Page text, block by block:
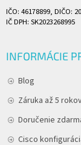
IČO: 46178899, DIČO:
IČ DPH: SK2023268995
INFORMÁCIE
Blog
Záruka až 5
Doručenie
Cisco